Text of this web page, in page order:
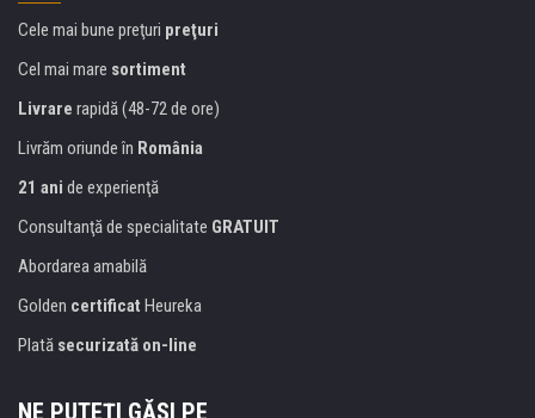
Cele mai bune preţuri preţuri
Cel mai mare sortiment
Livrare rapidă (48-72 de ore)
Livrăm oriunde în România
21 ani de experienţă
Consultanţă de specialitate GRATUIT
Abordarea amabilă
Golden certificat Heureka
Plată securizată on-line
NE PUTEŢI GĂSI PE